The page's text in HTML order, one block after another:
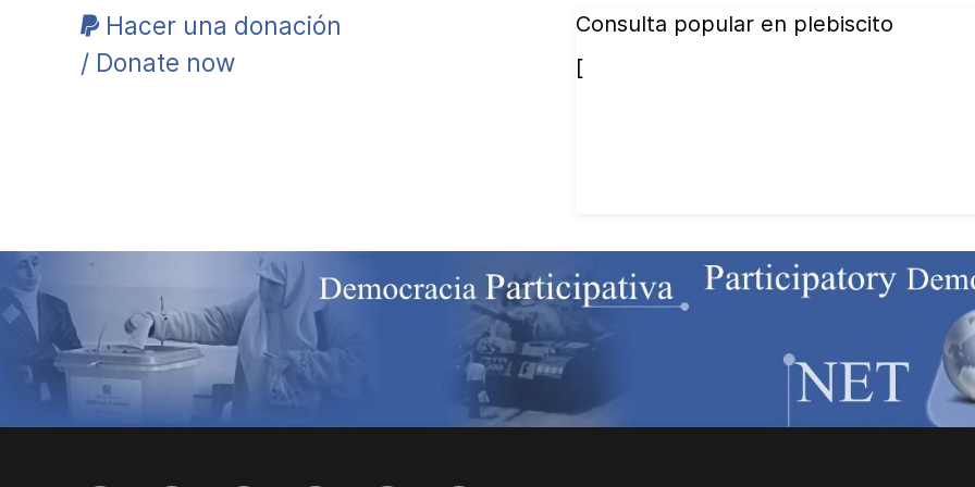
Hacer una donación
/ Donate now
Consulta popular en plebiscito
[